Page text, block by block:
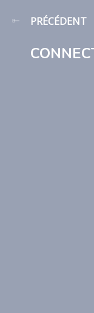
PRÉCÉDENT